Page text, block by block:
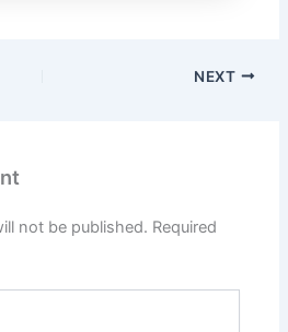
NEXT
not be published. Required